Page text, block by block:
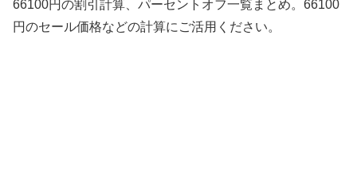
66100円の割引計算、パーセントオフ一覧まとめ。66100
円のセール価格などの計算にご活用ください。